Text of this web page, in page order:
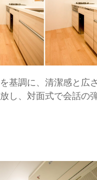
基調に、清潔感と広
し、対面式で会話の